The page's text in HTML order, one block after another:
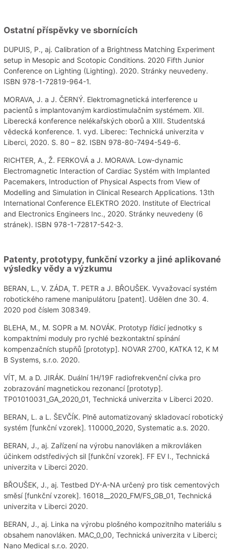
Ostatní příspěvky ve sbornících
DUPUIS, P., aj. Calibration of a Brightness Matching Experiment
setup in Mesopic and Scotopic Conditions. 2020 Fifth Junior
Conference on Lighting (Lighting). 2020. Stránky neuvedeny.
ISBN 978-1-72819-964-1.
MORAVA, J. a J. ČERNÝ. Elektromagnetická interference u
pacientů s implantovaným kardiostimulačním systémem. XII.
Liberecká konference nelékařských oborů a XIII. Studentská
vědecká konference. 1. vyd. Liberec: Technická univerzita v
Liberci, 2020. S. 80 – 82. ISBN 978-80-7494-549-6.
RICHTER, A., Ž. FERKOVÁ a J. MORAVA. Low-dynamic
Electromagnetic Interaction of Cardiac Systém with Implanted
Pacemakers, Introduction of Physical Aspects from View of
Modelling and Simulation in Clinical Research Applications. 13th
International Conference ELEKTRO 2020. Institute of Electrical
and Electronics Engineers Inc., 2020. Stránky neuvedeny (6
stránek). ISBN 978-1-72817-542-3.
Patenty, prototypy, funkční vzorky a jiné aplikované
výsledky vědy a výzkumu
BERAN, L., V. ZÁDA, T. PETR a J. BŘOUŠEK. Vyvažovací systém
robotického ramene manipulátoru [patent]. Udělen dne 30. 4.
2020 pod číslem 308349.
BLEHA, M., M. SOPR a M. NOVÁK. Prototyp řídicí jednotky s
kompaktními moduly pro rychlé bezkontaktní spínání
kompenzačních stupňů [prototyp]. NOVAR 2700, KATKA 12, K M
B Systems, s.r.o. 2020.
VÍT, M. a D. JIRÁK. Duální 1H/19F radiofrekvenční cívka pro
zobrazování magnetickou rezonancí [prototyp].
TP01010031_GA_2020_01, Technická univerzita v Liberci 2020.
BERAN, L. a L. ŠEVČÍK. Plně automatizovaný skladovací robotický
systém [funkční vzorek]. 110000_2020, Systematic a.s. 2020.
BERAN, J., aj. Zařízení na výrobu nanovláken a mikrovláken
účinkem odstředivých sil [funkční vzorek]. FF EV I., Technická
univerzita v Liberci 2020.
BŘOUŠEK, J., aj. Testbed DY-A-NA určený pro tisk cementových
směsí [funkční vzorek]. 16018__2020_FM/FS_GB_01, Technická
univerzita v Liberci 2020.
BERAN, J., aj. Linka na výrobu plošného kompozitního materiálu s
obsahem nanovláken. MAC_0_00, Technická univerzita v Liberci;
Nano Medical s.r.o. 2020.